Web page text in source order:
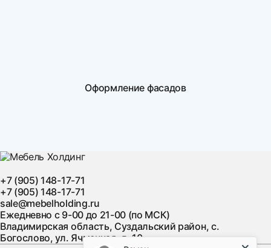
Оформление фасадов
+7 (905) 148-17-71
+7 (905) 148-17-71
sale@mebelholding.ru
Ежедневно с 9-00 до 21-00 (по МСК)
Владимирская область, Суздальский район, с.
Богослово, ул. Ячменная, д. 10